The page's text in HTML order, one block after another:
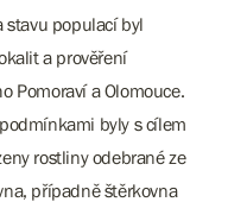
stavu populací byl
a prověření
Pomoraví a Olomouce.
byly s cílem
rostliny odebrané ze
případně štěrkovna